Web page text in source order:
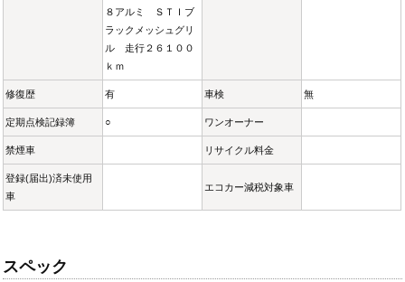
８アルミ ＳＴＩブ
ラックメッシュグリ
ル 走行２６１００
ｋｍ
修復歴 有 車検 無
定期点検記録簿 ○ ワンオーナー
禁煙車 リサイクル料金
登録(届出)済未使用
車
エコカー減税対象車
スペック